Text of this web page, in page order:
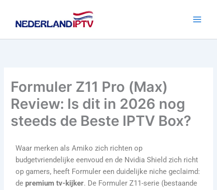
inhoud
Formuler Z11 Pro (Max)
Review: Is dit in 2026 nog
steeds de Beste IPTV Box?
Waar merken als Amiko zich richten op
budgetvriendelijke eenvoud en de Nvidia Shield zich richt
op gamers, heeft Formuler een duidelijke niche geclaimd:
depremium tv-kijker. De Formuler Z11-serie (bestaande